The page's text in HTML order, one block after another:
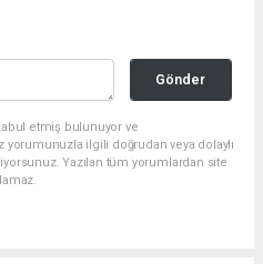
Gönder
etmiş bulunuyor ve
yorumunuzla ilgili doğrudan veya dolaylı
Yazılan tüm yorumlardan site